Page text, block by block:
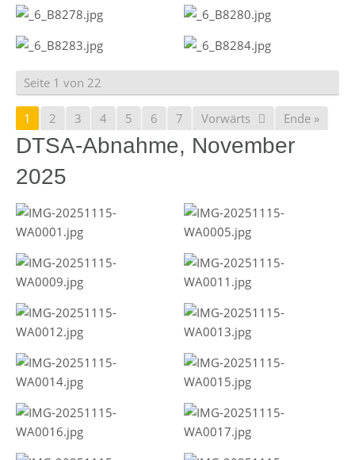
Seite 1 von 22
1 2 3 4 5 6 7 Vorwärts Ende »
DTSA-Abnahme, November
2025